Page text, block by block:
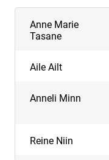
Anne Marie
Tasane
Aile Ailt
Anneli Minn
Reine Niin